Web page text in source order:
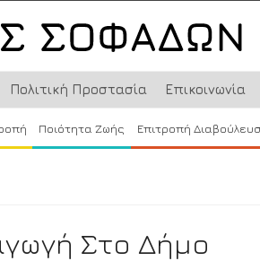
Πολιτική Προστασία Επικοινωνία
Ποιότητα Ζωής Επιτροπή
Στο Δήμο